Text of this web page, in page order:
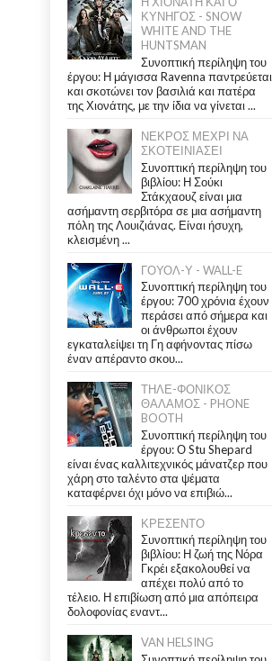
ΚΥΝΗΓΟΣ - SNOW
WHITE AND THE
HUNTSMAN
Συνοπτική περίληψη του
έργου: Η μάγισσα Ravenna παντρεύεται
και σκοτώνει τον βασιλιά και πατέρα
της Χιονάτης, με την ίδια να γίνεται ...
ΝΕΚΡΟΣ ΜΕΧΡΙ ΝΑ
ΣΚΟΤΕΙΝΙΑΣΕΙ
Συνοπτική περίληψη του
βιβλίου: Η Σούκι
Στάκχαουζ είναι μια
ασήμαντη σερβιτόρα σε μια ασήμαντη
πόλη της Λουιζιάνας. Είναι ήσυχη,
κλεισμένη ...
ΓΟΥΟΛ-Υ - WALL-E
Συνοπτική περίληψη του
έργου: 700 χρόνια έχουν
περάσει από σήμερα και
οι άνθρωποι έχουν
εγκαταλείψει τη Γη αφήνοντας πίσω
έναν απέραντο σκου...
ΤΗΛΕ-ΦΟΝΙΚΟΣ
ΘΑΛΑΜΟΣ - PHONE
BOOTH
Συνοπτική περίληψη του
έργου: Ο Stu Shepard
είναι ένας καλλιτεχνικός μάνατζερ που
χάρη στο ταλέντο στα ψέματα
καταφέρνει όχι μόνο να επιβιώ...
ΚΡΕΣΕΝΤΟ
Συνοπτική περίληψη του
βιβλίου: Η ζωή της Νόρα
Γκρέι εξακολουθεί να
απέχει πολύ από το
τέλειο. Η επιβίωση από μια απόπειρα
δολοφονίας εναντ...
VAN HELSING